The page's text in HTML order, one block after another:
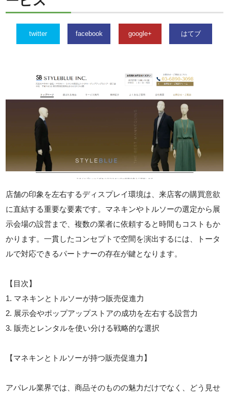
twitter facebook google+ はてブ
店舗の印象を左右するディスプレイ環境は、来店客の購買意欲
に直結する重要な要素です。マネキンやトルソーの選定から展
示会場の設営まで、複数の業者に依頼すると時間もコストもか
かります。一貫したコンセプトで空間を演出するには、トータ
ルで対応できるパートナーの存在が鍵となります。
【目次】
1. マネキンとトルソーが持つ販売促進力
2. 展示会やポップアップストアの成功を左右する設営力
3. 販売とレンタルを使い分ける戦略的な選択
【マネキンとトルソーが持つ販売促進力】
アパレル業界では、商品そのものの魅力だけでなく、どう見せ